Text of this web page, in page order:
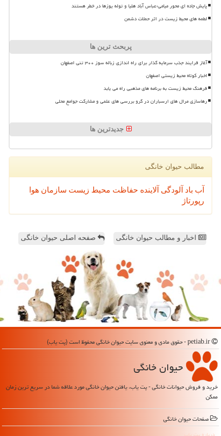
پایش جاده ای محور میامی-عباس آباد هلیا و توله یوزها در خطر هستند
لطمه های محیط زیست در اثر حملات دشمن
پربحث ترین ها
آغاز فرایند جذب سرمایه گذار برای راه اندازی زباله سوز ۳۰۰ تنی اصفهان
اخبار کوتاه محیط زیستی اصفهان
فرهنگ محیط زیست به برنامه های مذهبی راه می یابد
رهاسازی مرال های ارسباران در گرو بررسی های علمی و مشارکت جوامع محلی
جدیدترین ها
مطالب حیوان خانگی
آب باد آلودگی آلاینده حفاظت محیط زیست سازمان هوا
رپورتاژ
اخبار و مطالب حیوان خانگی صفحه اصلی حیوان خانگی
حیوان خانگی
خرید و فروش حیوانات خانگی - پت یاب، یافتن حیوان خانگی مورد علاقه شما در سریع ترین زمان
ممکن
صفحات حیوان خانگی